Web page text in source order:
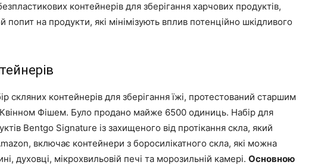
контейнерів для зберігання харчових продуктів,
на продукти, які мінімізують вплив потенційно шкідливого
скляних контейнерів для зберігання їжі, протестований старшим
Фішем. Було продано майже 6500 одиниць. Набір для
Bentgo Signature із захищеного від протікання скла, який
включає контейнери з боросилікатного скла, які можна
духовці, мікрохвильовій печі та морозильній камері. Основною